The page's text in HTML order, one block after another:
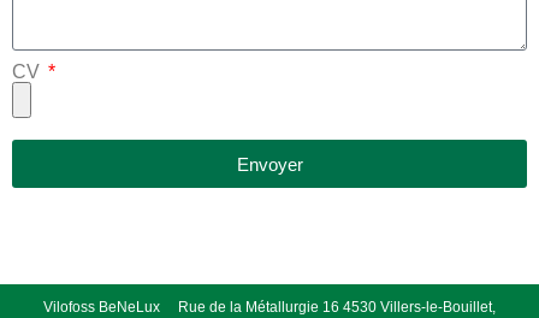
CV
Envoyer
Vilofoss BeNeLux Rue de la Métallurgie 16 4530 Villers-le-Bouillet,